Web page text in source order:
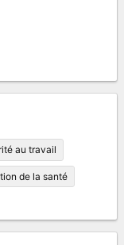
au travail
de la santé